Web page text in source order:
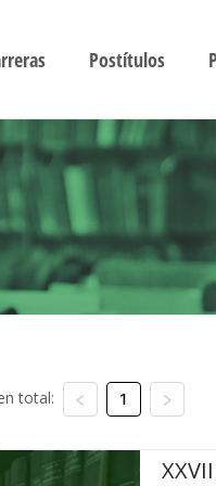
Postítulos
total: 1